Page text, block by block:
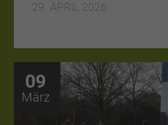
29. APRIL 2026
09
März